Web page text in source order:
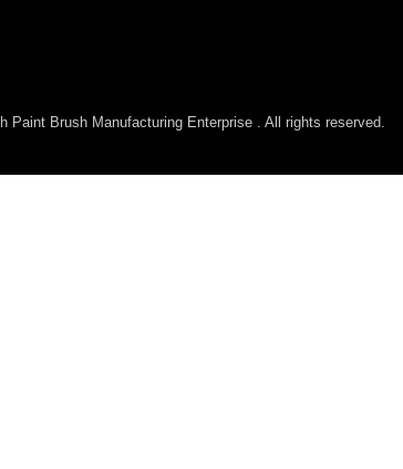
Paint Brush Manufacturing Enterprise . All rights reserved.